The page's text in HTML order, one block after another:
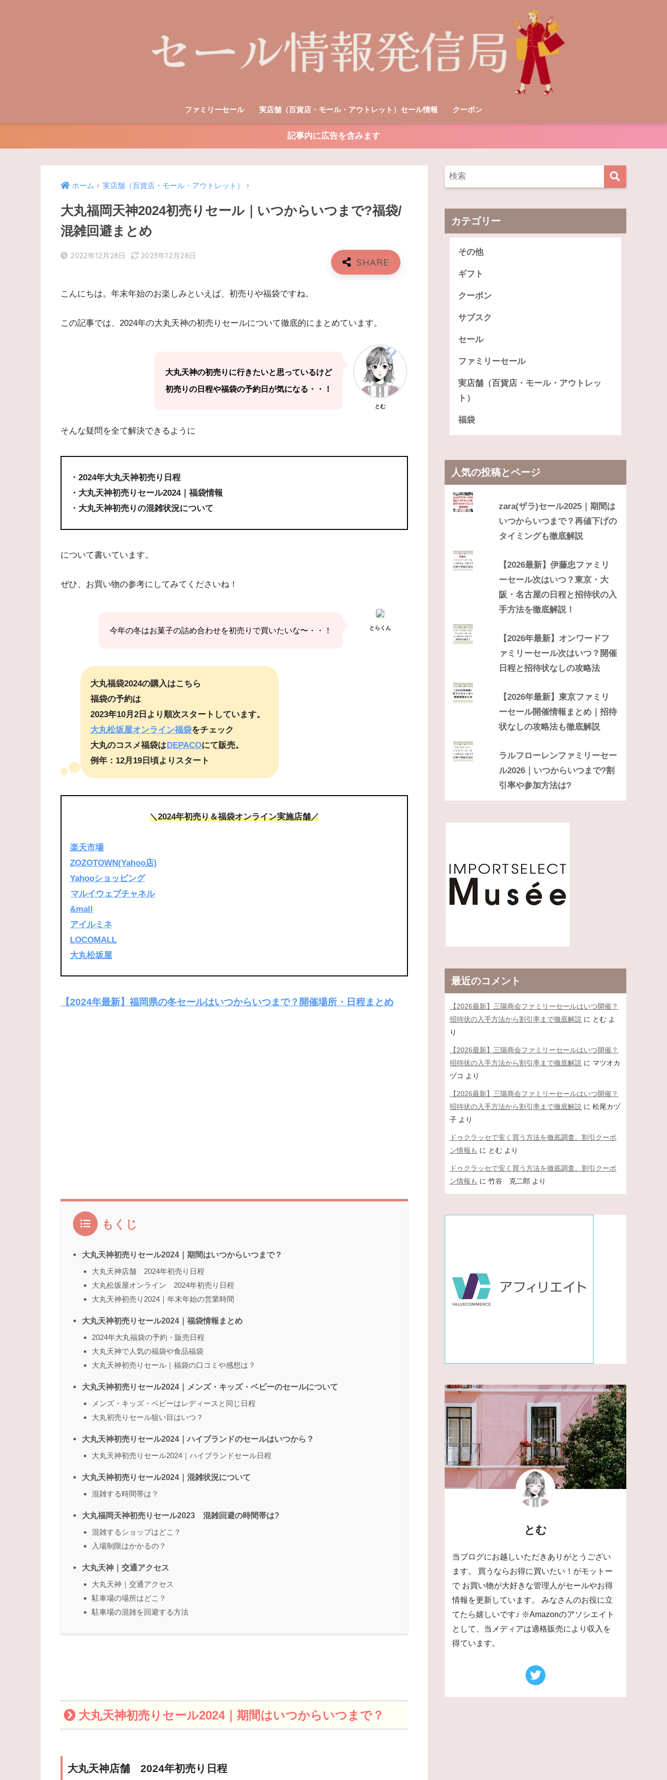
ファミリーセール 実店舗（百貨店・モール・アウトレット）セール情報 クーポン
記事内に広告を含みます
ホーム 実店舗（百貨店・モール・アウトレット）
大丸福岡天神2024初売りセール｜いつからいつまで?福袋/
混雑回避まとめ
2022年12月28日 2023年12月28日
こんにちは。年末年始のお楽しみといえば、初売りや福袋ですね。
この記事では、2024年の大丸天神の初売りセールについて徹底的にまとめています。
大丸天神の初売りに行きたいと思っているけど
初売りの日程や福袋の予約日が気になる・・！
とむ
そんな疑問を全て解決できるように
・2024年大丸天神初売り日程
・大丸天神初売りセール2024｜福袋情報
・大丸天神初売りの混雑状況について
について書いています。
ぜひ、お買い物の参考にしてみてくださいね！
今年の冬はお菓子の詰め合わせを初売りで買いたいな〜・・！ とらくん
大丸福袋2024の購入はこちら
福袋の予約は
2023年10月2日より順次スタートしています。
大丸松坂屋オンライン福袋をチェック
大丸のコスメ福袋はDEPACOにて販売。
例年：12月19日頃よりスタート
＼2024年初売り＆福袋オンライン実施店舗／
楽天市場
ZOZOTOWN(Yahoo店)
Yahooショッピング
マルイウェブチャネル
&mall
アイルミネ
LOCOMALL
大丸松坂屋
【2024年最新】福岡県の冬セールはいつからいつまで？開催場所・日程まとめ
もくじ
大丸天神初売りセール2024｜期間はいつからいつまで？
大丸天神店舗 2024年初売り日程
大丸松坂屋オンライン 2024年初売り日程
大丸天神初売り2024｜年末年始の営業時間
大丸天神初売りセール2024｜福袋情報まとめ
2024年大丸福袋の予約・販売日程
大丸天神で人気の福袋や食品福袋
大丸天神初売りセール｜福袋の口コミや感想は？
大丸天神初売りセール2024｜メンズ・キッズ・ベビーのセールについて
メンズ・キッズ・ベビーはレディースと同じ日程
大丸初売りセール狙い目はいつ？
大丸天神初売りセール2024｜ハイブランドのセールはいつから？
大丸天神初売りセール2024｜ハイブランドセール日程
大丸天神初売りセール2024｜混雑状況について
混雑する時間帯は？
大丸福岡天神初売りセール2023 混雑回避の時間帯は?
混雑するショップはどこ？
入場制限はかかるの？
大丸天神｜交通アクセス
大丸天神｜交通アクセス
駐車場の場所はどこ？
駐車場の混雑を回避する方法
大丸天神初売りセール2024｜期間はいつからいつまで？
大丸天神店舗 2024年初売り日程
カテゴリー
その他
ギフト
クーポン
サブスク
セール
ファミリーセール
実店舗（百貨店・モール・アウトレッ
ト）
福袋
人気の投稿とページ
zara(ザラ)セール2025｜期間は
いつからいつまで？再値下げの
タイミングも徹底解説
【2026最新】伊藤忠ファミリ
ーセール次はいつ？東京・大
阪・名古屋の日程と招待状の入
手方法を徹底解説！
【2026年最新】オンワードフ
ァミリーセール次はいつ？開催
日程と招待状なしの攻略法
【2026年最新】東京ファミリ
ーセール開催情報まとめ｜招待
状なしの攻略法も徹底解説
ラルフローレンファミリーセー
ル2026｜いつからいつまで?割
引率や参加方法は?
最近のコメント
【2026最新】三陽商会ファミリーセールはいつ開催？
招待状の入手方法から割引率まで徹底解説 に とむ よ
り
【2026最新】三陽商会ファミリーセールはいつ開催？
招待状の入手方法から割引率まで徹底解説 に マツオカ
ヅコ より
【2026最新】三陽商会ファミリーセールはいつ開催？
招待状の入手方法から割引率まで徹底解説 に松尾カヅ
子 より
ドゥクラッセで安く買う方法を徹底調査。割引クーポ
ン情報も に とむ より
ドゥクラッセで安く買う方法を徹底調査。割引クーポ
ン情報も に竹谷 克二郎 より
とむ
当ブログにお越しいただきありがとうござい
ます。 買うならお得に買いたい！がモットー
で お買い物が大好きな管理人がセールやお得
情報を更新しています。 みなさんのお役に立
てたら嬉しいです♪ ※Amazonのアソシエイト
として、当メディアは適格販売により収入を
得ています。